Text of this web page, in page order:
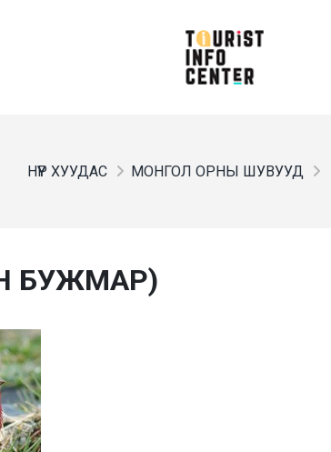
НҮҮР ХУУДАС МОНГОЛ ОРНЫ ШУВУУД
БУЖМАР)